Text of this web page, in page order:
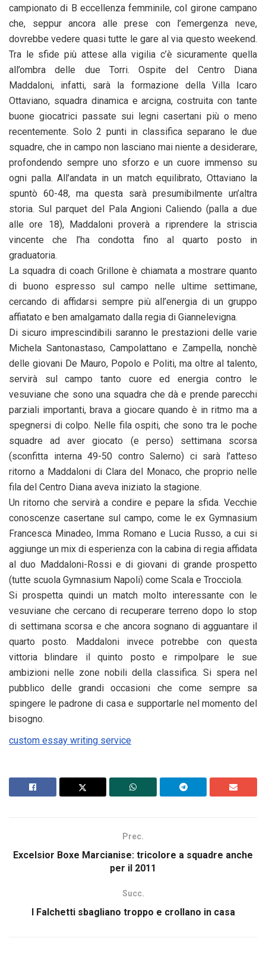
campionato di B eccellenza femminile, col girone campano
che, seppur ancora alle prese con l’emergenza neve,
dovrebbe vedere quasi tutte le gare al via questo weekend.
Tra le sfide più attese alla vigilia c’è sicuramente quella
all’ombra delle due Torri. Ospite del Centro Diana
Maddaloni, infatti, sarà la formazione della Villa Icaro
Ottaviano, squadra dinamica e arcigna, costruita con tante
buone giocatrici passate sui legni casertani più o meno
recentemente. Solo 2 punti in classifica separano le due
squadre, che in campo non lasciano mai niente a desiderare,
profondendo sempre uno sforzo e un cuore immenso su
ogni palla. All’andata in un match equilibrato, Ottaviano la
spuntò 60-48, ma questa sarà presumibilmente un’altra
storia. Sul parquet del Pala Angioni Caliendo (palla a due
alle ore 18), Maddaloni proverà a riprendere la striscia
vincente che l’ha condotta fino al quarto posto in
graduatoria.
La squadra di coach Grillone è chiamata a mostrare quanto
di buono espresso sul campo nelle ultime settimane,
cercando di affidarsi sempre più all’energia di un gruppo
affiatato e ben amalgamato dalla regia di Giannelevigna.
Di sicuro imprescindibili saranno le prestazioni delle varie
Michela Santonastaso, Campolattano e Zampella, nonchè
delle giovani De Mauro, Popolo e Politi, ma oltre al talento,
servirà sul campo tanto cuore ed energia contro le
vesuviane che sono una squadra che dà e prende parecchi
parziali importanti, brava a giocare quando è in ritmo ma a
spegnersi di colpo. Nelle fila ospiti, che sono tra le poche
squadre ad aver giocato (e perso) settimana scorsa
(sconfitta interna 49-50 contro Salerno) ci sarà l’atteso
ritorno a Maddaloni di Clara del Monaco, che proprio nelle
fila del Centro Diana aveva iniziato la stagione.
Un ritorno che servirà a condire e pepare la sfida. Vecchie
conoscenze casertane sul campo, come le ex Gymnasium
Francesca Minadeo, Imma Romano e Lucia Russo, a cui si
aggiunge un mix di esperienza con la cabina di regia affidata
al duo Maddaloni-Rossi e di giovani di grande prospetto
(tutte scuola Gymnasium Napoli) come Scala e Trocciola.
Si prospetta quindi un match molto interessante con le
vesuviane che cercano di recuperare terreno dopo lo stop
di settimana scorsa e che ancora sognano di agguantare il
quarto posto. Maddaloni invece potrebbe con questa
vittoria blindare il quinto posto e rimpolpare le sue
ambizioni nelle zone nobili della classifica. Si spera nel
pubblico delle grandi occasioni che come sempre sa
spingere le padrone di casa e supportarle nel momento del
bisogno.
custom essay writing service
Prec.
Excelsior Boxe Marcianise: tricolore a squadre anche
per il 2011
Succ.
I Falchetti sbagliano troppo e crollano in casa